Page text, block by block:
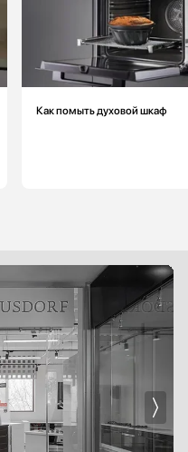
регуляторы
Как помыть духовой шкаф